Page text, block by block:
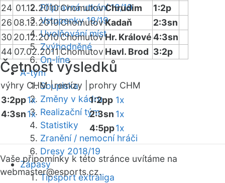
Přípravná utkání 18/19
Vstupenky 18/19
Uvolňování míst
Zvýhodněné
On-line
A-tým
Soupiska
Změny v kádru
Realizační tým
Statistiky
Zranění / nemocní hráči
Dresy 2018/19
Zápasy
Tipsport extraliga
24 01.12.2010ChomutovChrudim
1:2p
26 08.12.2010ChomutovKadaň
2:3sn
30 20.12.2010ChomutovHr. Králové4:3sn
44 07.02.2011 Chomutov Havl. Brod 3:2p
Četnost výsledků
výhry CHM |remízy |
prohry CHM
3:2pp1x
4:3sn1x
1:2pp 1x
2:3sn 1x
4:5pp1x
Vaše připomínky k této stránce uvítáme na
webmaster@esports.cz.